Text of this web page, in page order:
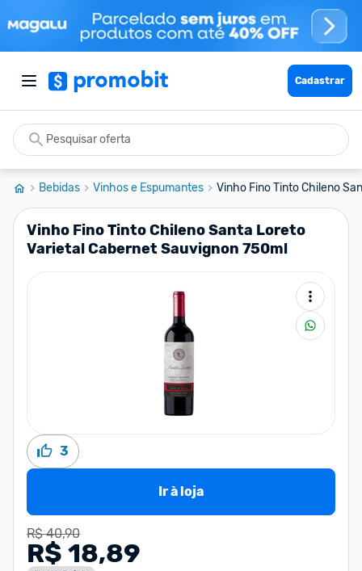
Cadastrar
Bebidas Vinhos e Espumantes Vinho Fino Tinto Chileno
Vinho Fino Tinto Chileno Santa Loreto
Varietal Cabernet Sauvignon 750ml
3
Ir à loja
R$ 40,90
R$ 18,89